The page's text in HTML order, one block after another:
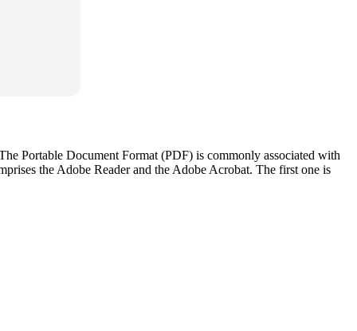
Portable Document Format (PDF) is commonly associated with
the Adobe Reader and the Adobe Acrobat. The first one is